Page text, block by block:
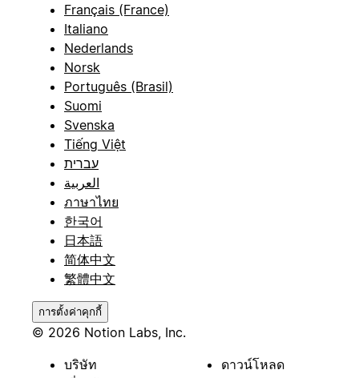
Français (France)
Italiano
Nederlands
Norsk
Português (Brasil)
Suomi
Svenska
Tiếng Việt
עברית
العربية
ภาษาไทย
한국어
日本語
简体中文
繁體中文
การตั้งค่าคุกกี้
© 2026 Notion Labs, Inc.
บริษัท
ดาวน์โหลด